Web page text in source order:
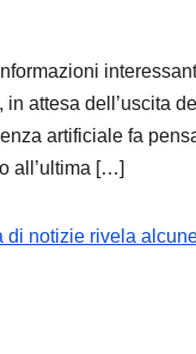
attesa dell’uscita
artificiale fa
all’ultima […]
di notizie rivela